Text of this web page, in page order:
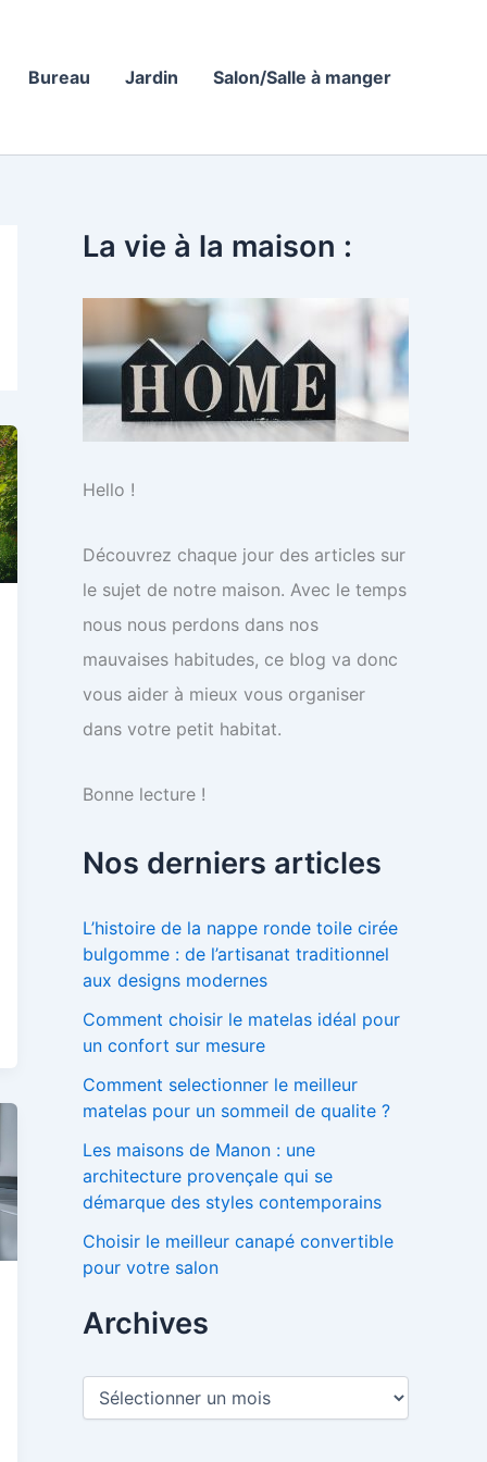
Bureau Jardin Salon/Salle à manger
La vie à la maison :
Hello !
Découvrez chaque jour des articles sur
le sujet de notre maison. Avec le temps
nous nous perdons dans nos
mauvaises habitudes, ce blog va donc
vous aider à mieux vous organiser
dans votre petit habitat.
Bonne lecture !
Nos derniers articles
L’histoire de la nappe ronde toile cirée
bulgomme : de l’artisanat traditionnel
aux designs modernes
Comment choisir le matelas idéal pour
un confort sur mesure
Comment selectionner le meilleur
matelas pour un sommeil de qualite ?
Les maisons de Manon : une
architecture provençale qui se
démarque des styles contemporains
Choisir le meilleur canapé convertible
pour votre salon
Archives
A